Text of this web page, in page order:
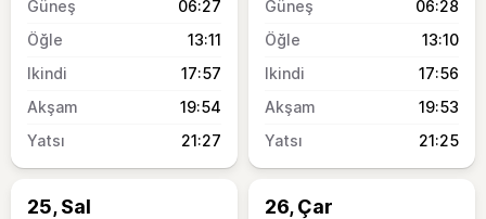
06:27
13:11
17:57
19:54
21:27
06:28
13:10
17:56
19:53
21:25
25, Sal 26, Çar